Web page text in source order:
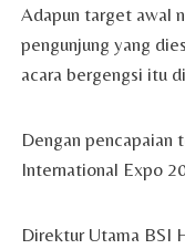
Adapun target awal
pengunjung yang
acara bergengsi itu
Dengan pencapaian
International Expo
Direktur Utama BSI